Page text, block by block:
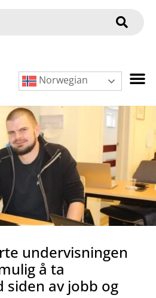
Norwegian
undervisningen
å ta
siden av jobb og